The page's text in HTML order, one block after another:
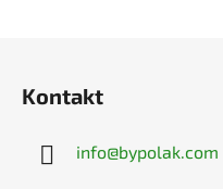
Kontakt
info@bypolak.com